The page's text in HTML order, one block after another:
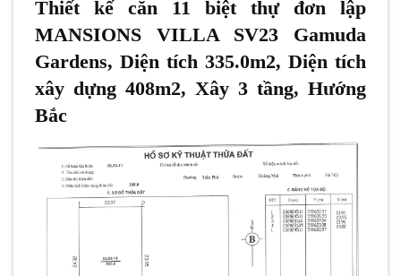
Thiết kế căn 11 biệt thự đơn lập
MANSIONS VILLA SV23 Gamuda
Gardens, Diện tích 335.0m2, Diện tích
xây dựng 408m2, Xây 3 tầng, Hướng
Bắc